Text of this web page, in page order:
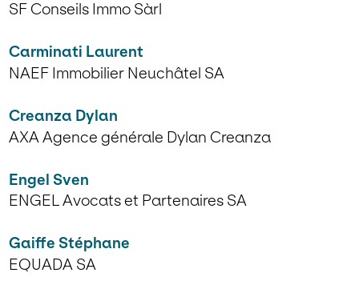
SF Conseils Immo Sàrl
Carminati Laurent
NAEF Immobilier Neuchâtel SA
Creanza Dylan
AXA Agence générale Dylan Creanza
Engel Sven
ENGEL Avocats et Partenaires SA
Gaiffe Stéphane
EQUADA SA